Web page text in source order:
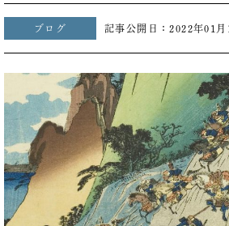
ブログ 記事公開日：2022年01月